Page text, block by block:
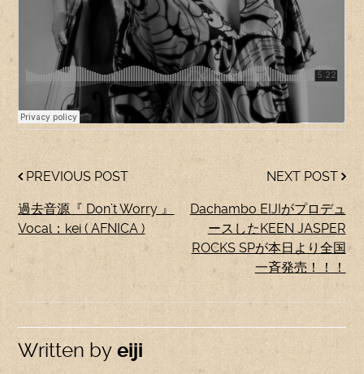
PREVIOUS POST
過去音源『 Don’t Worry 』
Vocal：kei ( AFNICA )
NEXT POST
Dachambo EIJIがプロデュ
ースしたKEEN JASPER
ROCKS SPが本日より全国
一斉発売！！！
Written by eiji